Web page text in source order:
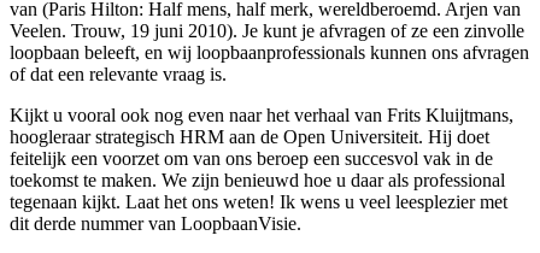
van (Paris Hilton: Half mens, half merk, wereldberoemd. Arjen van
Veelen. Trouw, 19 juni 2010). Je kunt je afvragen of ze een zinvolle
loopbaan beleeft, en wij loopbaanprofessionals kunnen ons afvragen
of dat een relevante vraag is.
Kijkt u vooral ook nog even naar het verhaal van Frits Kluijtmans,
hoogleraar strategisch HRM aan de Open Universiteit. Hij doet
feitelijk een voorzet om van ons beroep een succesvol vak in de
toekomst te maken. We zijn benieuwd hoe u daar als professional
tegenaan kijkt. Laat het ons weten! Ik wens u veel leesplezier met
dit derde nummer van LoopbaanVisie.